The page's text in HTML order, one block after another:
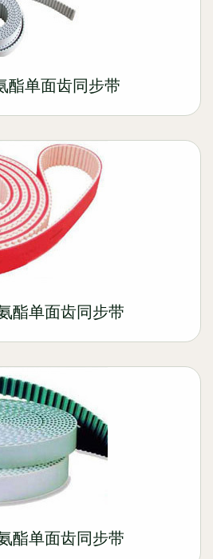
酯单面齿同步带
酯单面齿同步带
酯单面齿同步带